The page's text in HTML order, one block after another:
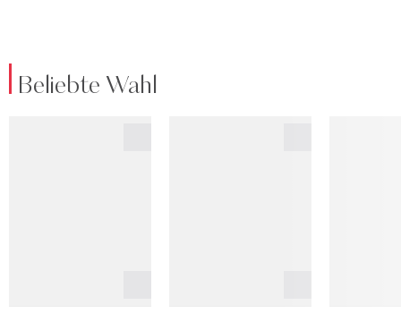
Beliebte Wahl